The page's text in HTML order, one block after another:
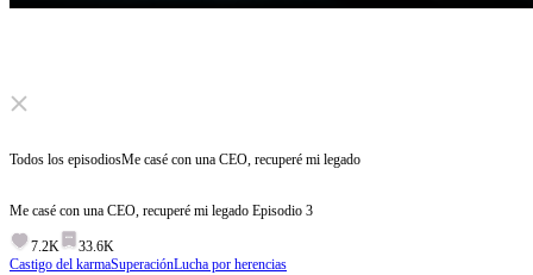
Click to unmute
Todos los episodiosMe casé con una CEO, recuperé mi legado
Me casé con una CEO, recuperé mi legado Episodio 3
7.2K
33.6K
Castigo del karmaSuperaciónLucha por herencias